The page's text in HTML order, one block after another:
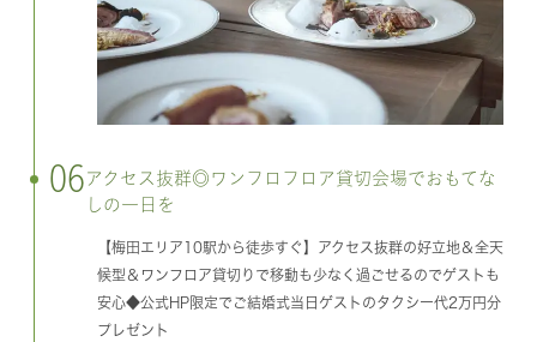
06 アクセス抜群◎ワンフロフロア貸切会場でおもてな
しの一日を
【梅田エリア10駅から徒歩すぐ】アクセス抜群の好立地＆全天
候型＆ワンフロア貸切りで移動も少なく過ごせるのでゲストも
安心◆公式HP限定でご結婚式当日ゲストのタクシー代2万円分
プレゼント